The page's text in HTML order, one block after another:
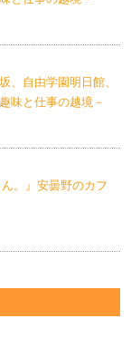
、自由学園明日館、
味と仕事の越境－
。』安曇野のカフ